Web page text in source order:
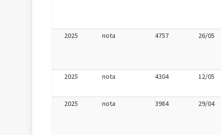
2025 nota 4757 26/05
2025 nota 4304 12/05
2025 nota 3984 29/04